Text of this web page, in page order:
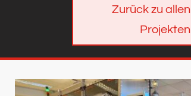
Zurück zu allen
Projekten